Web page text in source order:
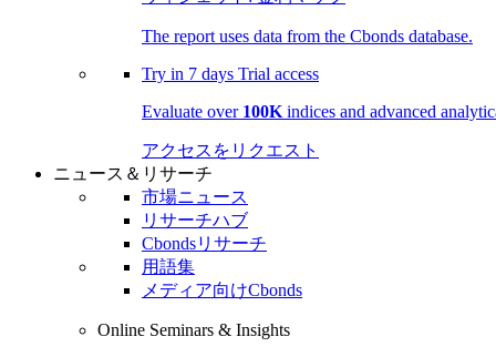
The report uses data from the Cbonds database.
Try in 7 days Trial access
Evaluate over 100K indices and advanced
アクセスをリクエスト
ニュース＆リサーチ
市場ニュース
リサーチハブ
Cbondsリサーチ
用語集
メディア向けCbonds
Online Seminars & Insights